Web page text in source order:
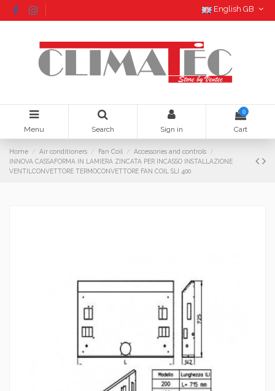
English GB
Menu Search Sign in
0
Cart
Home Air conditioners Fan Coil
Accessories and controls
INNOVA CASSAFORMA IN LAMIERA ZINCATA PER INCASSO INSTALLAZIONE
VENTILCONVETTORE TERMOCONVETTORE FAN COIL SLI 400